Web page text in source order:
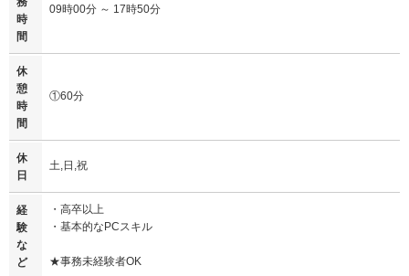
時
間
09時00分 ～ 17時50分
休
憩
時
間
①60分
休
日
土,日,祝
経
験
な
ど
・高卒以上
・基本的なPCスキル
★事務未経験者OK